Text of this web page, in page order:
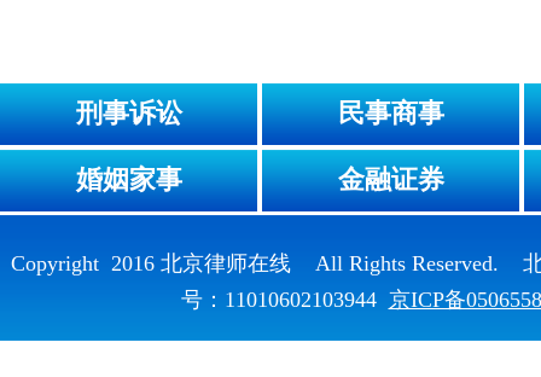
刑事诉讼 民事商事
婚姻家事 金融证券
Copyright 2016 北京律师在线 All Rights Reserved.
号：11010602103944 京ICP备